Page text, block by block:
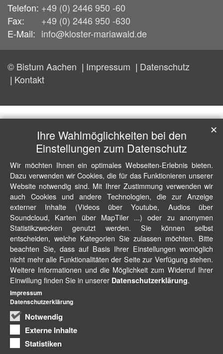
Telefon: +49 (0) 2446 950 -60
Fax:
+49 (0) 2446 950 -630
E-Mail: info@kloster-mariawald.de
© Bistum Aachen Impressum
Datenschutz
Kontakt
Ihre Wahlmöglichkeiten bei den
Einstellungen zum Datenschutz
Wir möchten Ihnen ein optimales Webseiten-Erlebnis bieten.
Dazu verwenden wir Cookies, die für das Funktionieren unserer
Website notwendig sind. Mit Ihrer Zustimmung verwenden wir
auch Cookies und andere Technologien, die zur Anzeige
externer Inhalte (Videos über Youtube, Audios über
Soundcloud, Karten über MapTiler ...) oder zu anonymen
Statistikzwecken genutzt werden. Sie können selbst
entscheiden, welche Kategorien Sie zulassen möchten. Bitte
beachten Sie, dass auf Basis Ihrer Einstellungen womöglich
nicht mehr alle Funktionalitäten der Seite zur Verfügung stehen.
Weitere Informationen und die Möglichkeit zum Widerruf Ihrer
Einwillung finden Sie in unserer Datenschutzerklärung.
Notwendig
Externe Inhalte
Statistiken
✕
Impressum
Datenschutzerklärung